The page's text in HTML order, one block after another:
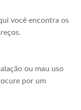
você encontra os
ou mau uso
por um